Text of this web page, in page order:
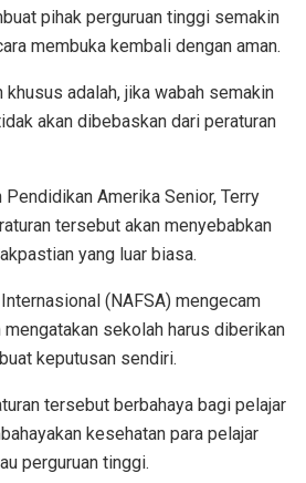
pihak perguruan tinggi semakin
membuka kembali dengan aman.
khusus adalah, jika wabah semakin
akan dibebaskan dari peraturan
Amerika Senior, Terry
tersebut akan menyebabkan
yang luar biasa.
(NAFSA) mengecam
sekolah harus diberikan
keputusan sendiri.
tersebut berbahaya bagi pelajar
kesehatan para pelajar
perguruan tinggi.